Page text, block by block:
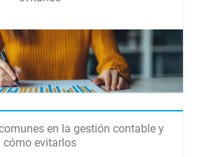
en la gestión contable y
cómo evitarlos